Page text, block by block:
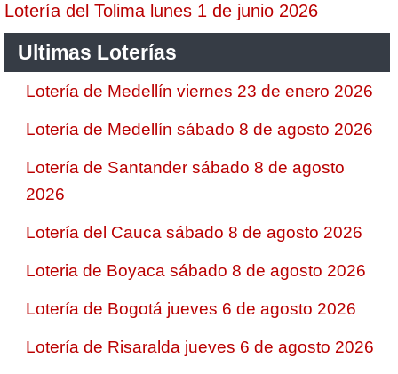
Lotería del Tolima lunes 1 de junio 2026
Ultimas Loterías
Lotería de Medellín viernes 23 de enero 2026
Lotería de Medellín sábado 8 de agosto 2026
Lotería de Santander sábado 8 de agosto
2026
Lotería del Cauca sábado 8 de agosto 2026
Loteria de Boyaca sábado 8 de agosto 2026
Lotería de Bogotá jueves 6 de agosto 2026
Lotería de Risaralda jueves 6 de agosto 2026